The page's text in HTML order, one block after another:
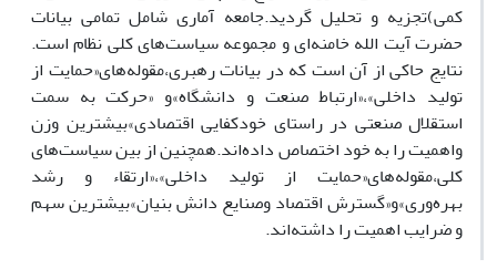
کمی)تجزیه و تحلیل گردید.جامعه آماری شامل تمامی بیانات
حضرت آیت الله خامنه‌ای و مجموعه سیاست‌های کلی نظام است.
نتایج حاکی از آن است که در بیانات رهبری،مقوله‌های«حمایت از
تولید داخلی»،«ارتباط صنعت و دانشگاه»و «حرکت به سمت
استقلال صنعتی در راستای خودکفایی اقتصادی»بیشترین وزن
واهمیت را به خود اختصاص داده‌اند.همچنین از بین سیاست‌های
کلی،مقوله‌های«حمایت از تولید داخلی»،«ارتقاء و رشد
بهره‌وری»و«گسترش اقتصاد وصنایع دانش بنیان»بیشترین سهم
و ضرایب اهمیت را داشته‌اند.